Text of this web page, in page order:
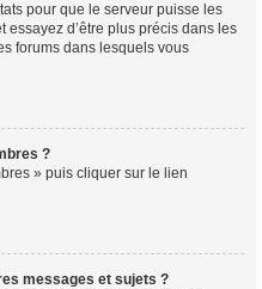
pour que le serveur puisse les
essayez d’être plus précis dans les
forums dans lesquels vous
?
» puis cliquer sur le lien
messages et sujets ?